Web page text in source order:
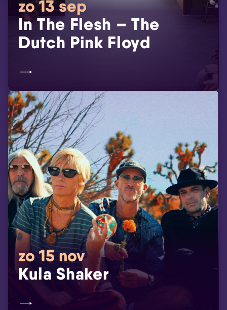
zo 13 sep
In The Flesh – The
Dutch Pink Floyd
zo 15 nov
Kula Shaker